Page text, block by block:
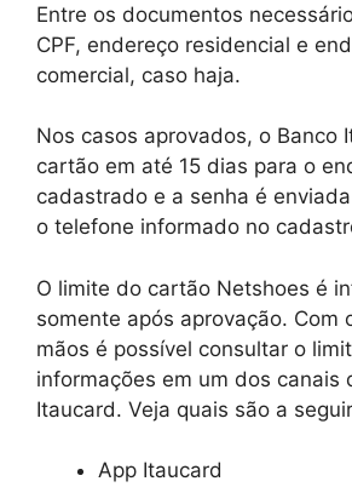
Entre os documentos
CPF, endereço residencial e
comercial, caso haja.
Nos casos aprovados, o Banco
cartão em até 15 dias para o
cadastrado e a senha é
o telefone informado no
O limite do cartão Netshoes é
somente após aprovação. Com
mãos é possível consultar o
informações em um dos canais
Itaucard. Veja quais são a
App Itaucard